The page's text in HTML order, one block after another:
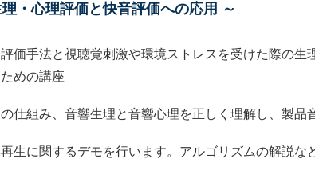
・心理評価と快音評価への応用 ～
評価手法と視聴覚刺激や環境ストレスを受けた際の生
めの講座
仕組み、音響生理と音響心理を正しく理解し、製品
生に関するデモを行います。アルゴリズムの解説な